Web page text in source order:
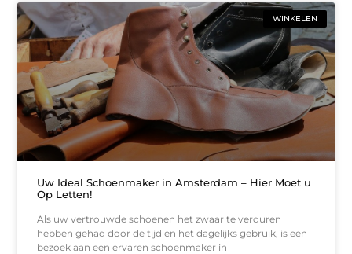
WINKELEN
Uw Ideal Schoenmaker in Amsterdam – Hier Moet u
Op Letten!
Als uw vertrouwde schoenen het zwaar te verduren
hebben gehad door de tijd en het dagelijks gebruik, is een
bezoek aan een ervaren schoenmaker in